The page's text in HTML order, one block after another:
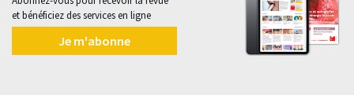
et bénéficiez des services en ligne
Je m'abonne